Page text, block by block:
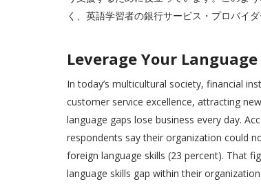
く、英語学習者の銀行サービス・プロバイ
Leverage Your Language
In today’s multicultural society, financial
customer service excellence, attracting
language gaps lose business every day.
respondents say their organization could
foreign language skills (23 percent). That
language skills gap within their organization.